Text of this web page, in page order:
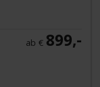
ab € 899,-